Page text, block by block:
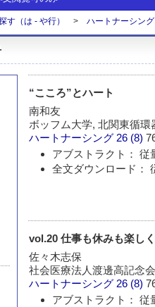
す（は - や行） ハートナーシング
“こころ”とハート
南和友
ボッフム大学, 北関東循環
ハートナーシング 26 (8)
アブストラクト： 従
全文ダウンロード：
vol.20 仕事も休みも楽し
佐々木志保
社会医療法人渡邊高記念
ハートナーシング 26 (8)
アブストラクト： 従